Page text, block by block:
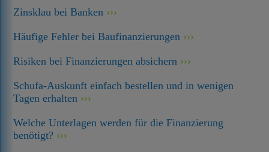
Zinsklau bei Banken
Häufige Fehler bei Baufinanzierungen
Risiken bei Finanzierungen absichern
Schufa-Auskunft einfach bestellen und in wenigen
Tagen erhalten
Welche Unterlagen werden für die Finanzierung
benötigt?